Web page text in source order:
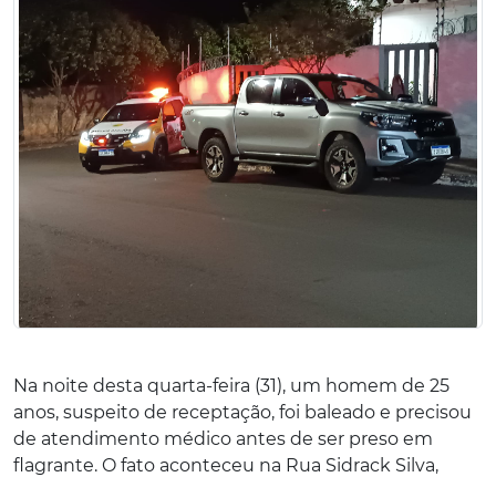
Na noite desta quarta-feira (31), um homem de 25
anos, suspeito de receptação, foi baleado e precisou
de atendimento médico antes de ser preso em
flagrante. O fato aconteceu na Rua Sidrack Silva,